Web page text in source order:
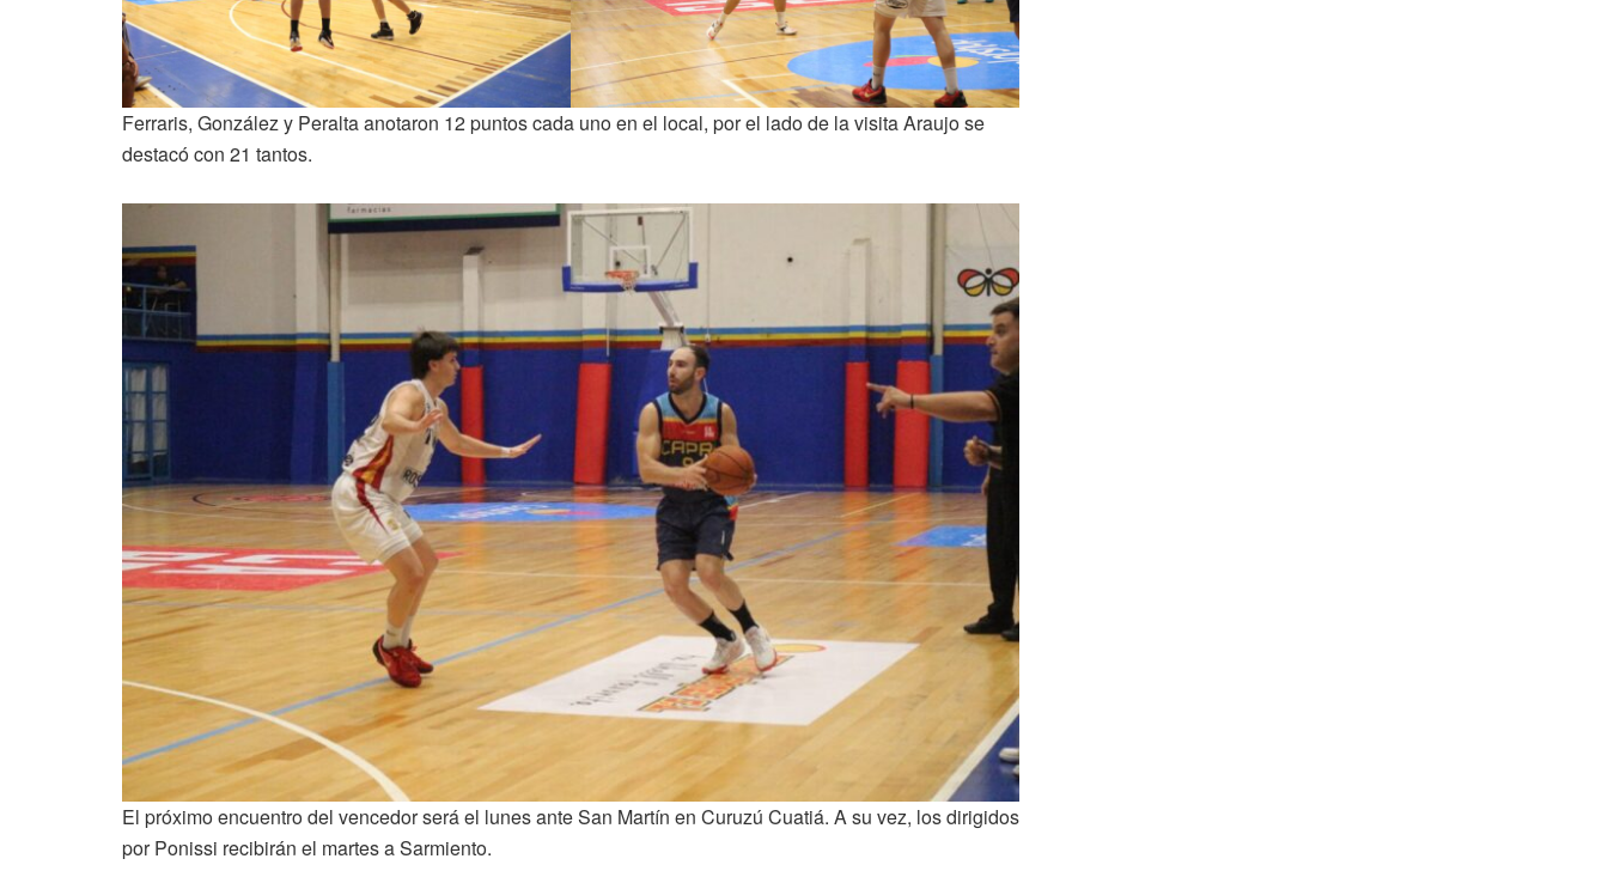
Ferraris, González y Peralta anotaron 12 puntos cada uno en el local, por el lado de la visita Araujo se
destacó con 21 tantos.
El próximo encuentro del vencedor será el lunes ante San Martín en Curuzú Cuatiá. A su vez, los dirigidos
por Ponissi recibirán el martes a Sarmiento.